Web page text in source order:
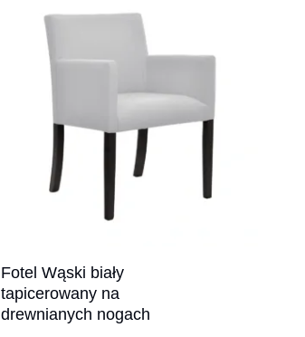
Fotel Wąski biały
tapicerowany na
drewnianych nogach